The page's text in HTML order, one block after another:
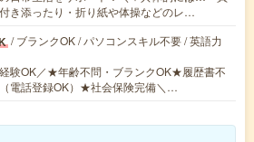
き添ったり・折り紙や体操などのレ…
/ ブランクOK / パソコンスキル不要 / 英語力
験OK／★年齢不問・ブランクOK★履歴書不
電話登録OK）★社会保険完備＼…